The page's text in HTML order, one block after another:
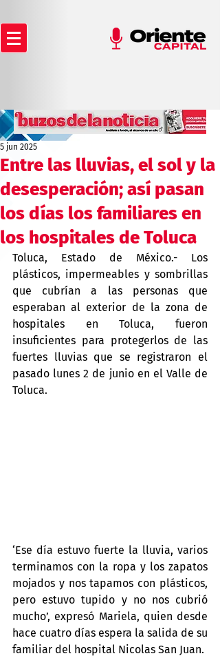
Entre las lluvias, el sol y la
desesperación; así pasan
los días los familiares en
los hospitales de Toluca
5 jun 2025
Toluca, Estado de México.- Los
plásticos, impermeables y sombrillas
que cubrían a las personas que
esperaban al exterior de la zona de
hospitales en Toluca, fueron
insuficientes para protegerlos de las
fuertes lluvias que se registraron el
pasado lunes 2 de junio en el Valle de
Toluca.
‘Ese día estuvo fuerte la lluvia, varios
terminamos con la ropa y los zapatos
mojados y nos tapamos con plásticos,
pero estuvo tupido y no nos cubrió
mucho’, expresó Mariela, quien desde
hace cuatro días espera la salida de su
familiar del hospital Nicolas San Juan.